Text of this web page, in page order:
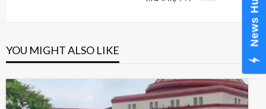
YOU MIGHT ALSO LIKE
News Hub